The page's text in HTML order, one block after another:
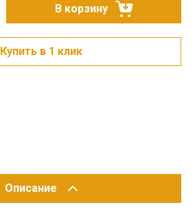
В корзину
Купить в 1 клик
Описание